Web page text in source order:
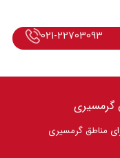
021-22703093
گرمسیری
مناطق گرمسیری